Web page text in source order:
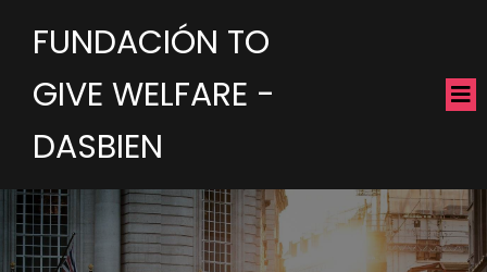
FUNDACIÓN TO
GIVE WELFARE -
DASBIEN